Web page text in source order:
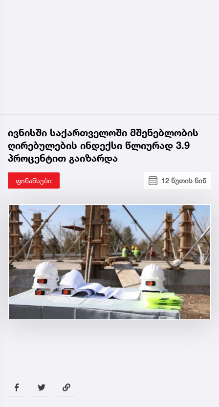
ივნისში საქართველოში მშენებლობის
ღირებულების ინდექსი წლიურად 3.9
პროცენტით გაიზარდა
ფინანსები 12 წუთის წინ